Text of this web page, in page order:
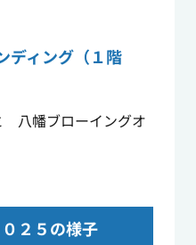
ィング（１階
幡ブローイングオ
２５の様子